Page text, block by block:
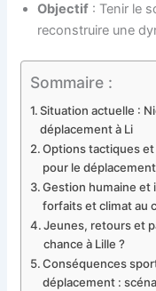
Objectif : Tenir le
reconstruire une
Sommaire :
Situation actuelle :
déplacement à Li
Options tactiques
pour le déplacement
Gestion humaine et
forfaits et climat au
Jeunes, retours et
chance à Lille ?
Conséquences
déplacement :